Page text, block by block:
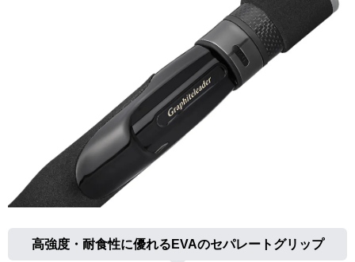
高強度・耐食性に優れるEVAのセパレートグリップ